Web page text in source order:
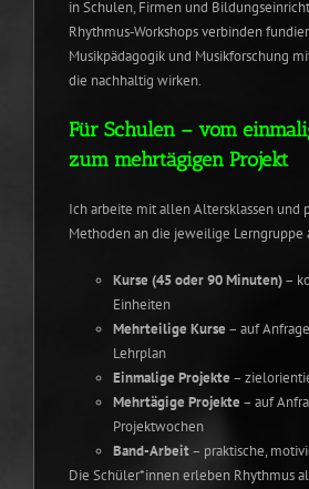
in Schulen, Firmen und
Rhythmus‑Workshops verbinden
Musikpädagogik und Musikforschung
die nachhaltig wirken.
Für Schulen – vom
zum mehrtägigen Projekt
Ich arbeite mit allen Altersklassen und
Methoden an die jeweilige Lerngruppe
Kurse (45 oder 90 Minuten)–
Einheiten
Mehrteilige Kurse – auf
Lehrplan
Einmalige Projekte –
Mehr­tägige Projekte – auf
Projektwochen
Band-Arbeit– praktische,
Die Schüler*innen erleben Rhythmus